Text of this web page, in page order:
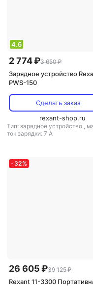
4.6
2 774 ₽3 650 ₽
Зарядное устройство
PWS-150
Сделать заказ
rexant-shop.ru
Тип: зарядное устройство ,
ток зарядки: 7 А
- 32%
26 605 ₽39 125 ₽
Rexant 11-3300